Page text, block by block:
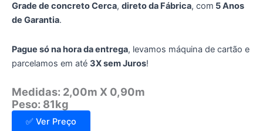
Grade de concreto Cerca, direto da Fábrica, com 5 Anos
de Garantia.
Pague só na hora da entrega, levamos máquina de cartão e
parcelamos em até 3X sem Juros!
Medidas: 2,00m X 0,90m
Peso: 81kg
✅ Ver Preço